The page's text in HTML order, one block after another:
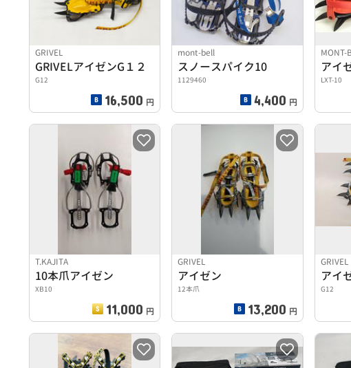
GRIVEL
GRIVELアイゼンG１２
G12
16,500 円
mont-bell
スノースパイク10
1129460
4,400 円
MONT-
アイ
LXT-10
T.KAJITA
10本爪アイゼン
XB10
11,000 円
GRIVEL
アイゼン
12本爪
13,200 円
GRIVEL
アイ
G12